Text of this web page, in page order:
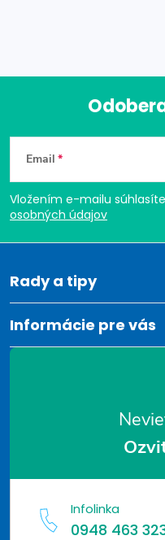
Z
á
p
ä
t
e
Email
Vložením e-mailu
osobných údajov
Rady a tipy
Informácie pre vás
Infolinka
0948 463